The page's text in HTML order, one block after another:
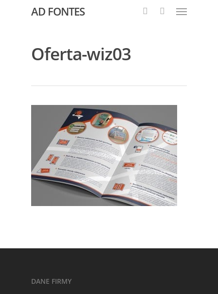
AD FONTES
Oferta-wiz03
DANE FIRMY